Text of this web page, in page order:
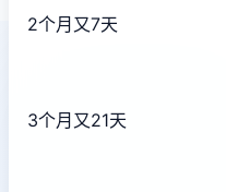
2个月又7天
3个月又21天